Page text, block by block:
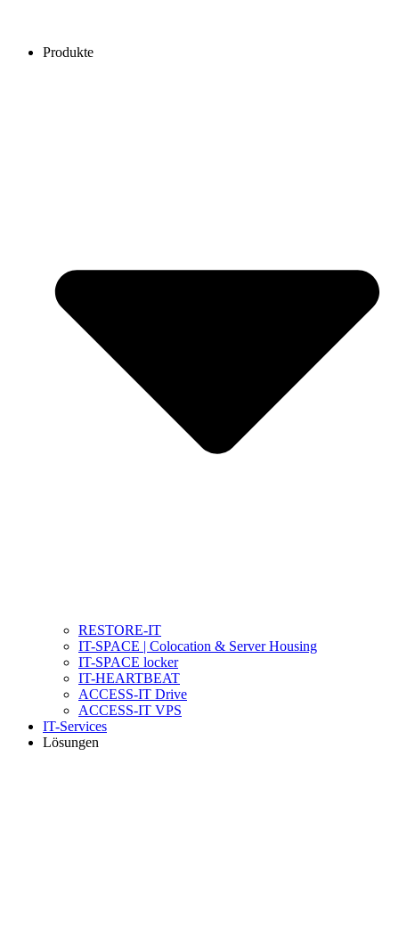
Produkte
RESTORE-IT
IT-SPACE | Colocation & Server Housing
IT-SPACE locker
IT-HEARTBEAT
ACCESS-IT Drive
ACCESS-IT VPS
IT-Services
Lösungen